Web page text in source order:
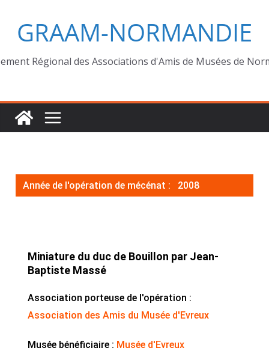
GRAAM-NORMANDIE
Régional des Associations d'Amis de Musées de
Année de l'opération de mécénat : 2008
Miniature du duc de Bouillon par Jean-
Baptiste Massé
Association porteuse de l'opération :
Association des Amis du Musée d'Evreux
Musée bénéficiaire : Musée d'Evreux